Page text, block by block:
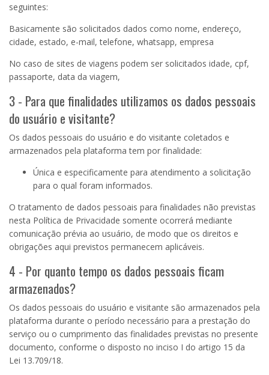
seguintes:
Basicamente são solicitados dados como nome, endereço,
cidade, estado, e-mail, telefone, whatsapp, empresa
No caso de sites de viagens podem ser solicitados idade, cpf,
passaporte, data da viagem,
3 - Para que finalidades utilizamos os dados pessoais
do usuário e visitante?
Os dados pessoais do usuário e do visitante coletados e
armazenados pela plataforma tem por finalidade:
Única e especificamente para atendimento a solicitação
para o qual foram informados.
O tratamento de dados pessoais para finalidades não previstas
nesta Política de Privacidade somente ocorrerá mediante
comunicação prévia ao usuário, de modo que os direitos e
obrigações aqui previstos permanecem aplicáveis.
4 - Por quanto tempo os dados pessoais ficam
armazenados?
Os dados pessoais do usuário e visitante são armazenados pela
plataforma durante o período necessário para a prestação do
serviço ou o cumprimento das finalidades previstas no presente
documento, conforme o disposto no inciso I do artigo 15 da
Lei 13.709/18.